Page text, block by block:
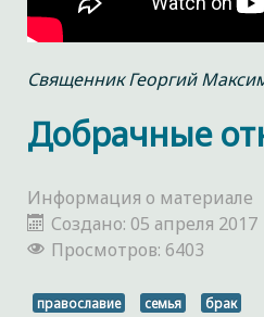
Священник Георгий
Добрачные
Информация о материале
Создано: 05 апреля 2017
Просмотров: 6403
православие семья брак